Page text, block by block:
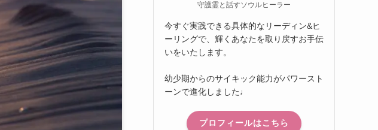
守護霊と話すソウルヒーラー
今すぐ実践できる具体的なリーディン&ヒ
ーリングで、輝くあなたを取り戻すお手伝
いをいたします。
幼少期からのサイキック能力がパワースト
ーンで進化しました♩
プロフィールはこちら